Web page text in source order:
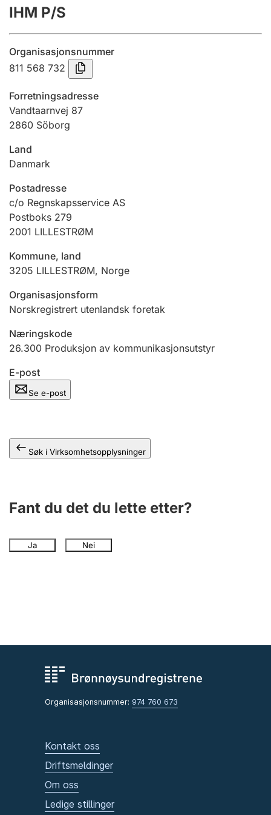
Årsregnskap
Innsending og forsinkelsesgebyr
Tinglysing
Jeger
Ektepaktveileder
Offentlig sektor
IHM P/S
Organisasjonsnummer
811 568 732
Forretningsadresse
Vandtaarnvej 87
2860 Söborg
Land
Danmark
Postadresse
c/o Regnskapsservice AS
Postboks 279
2001 LILLESTRØM
Kommune, land
3205 LILLESTRØM, Norge
Organisasjonsform
Norskregistrert utenlandsk foretak
Næringskode
26.300 Produksjon av kommunikasjonsutstyr
E-post
Se e-post
Søk i Virksomhetsopplysninger
Fant du det du lette etter?
Ja Nei
Organisasjonsnummer: 974 760 673
Kontakt oss
Driftsmeldinger
Om oss
Ledige stillinger